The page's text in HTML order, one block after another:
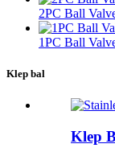
2PC Ball
1PC Ball
Klep bal
Klep